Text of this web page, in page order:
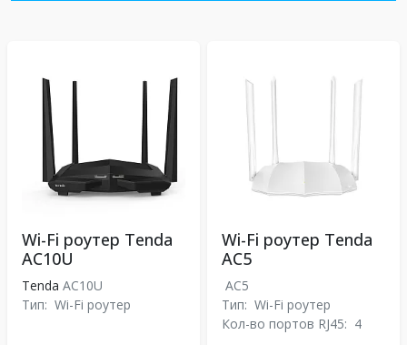
Wi-Fi роутер Tenda
AC10U
Tenda AC10U
Тип: Wi-Fi роутер
Wi-Fi роутер Tenda
AC5
AC5
Тип: Wi-Fi роутер
Кол-во портов RJ45: 4